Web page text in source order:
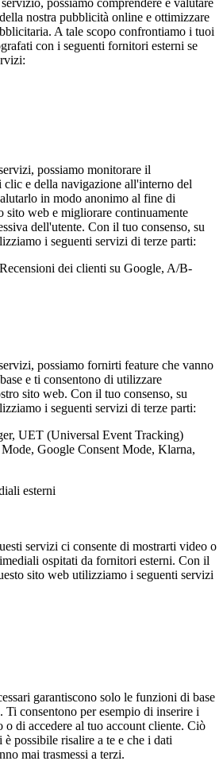
possiamo comprendere e valutare
nostra pubblicità online e ottimizzare
A tale scopo confrontiamo i tuoi
con i seguenti fornitori esterni se
possiamo monitorare il
clic e della navigazione all'interno del
in modo anonimo al fine di
sito web e migliorare continuamente
dell'utente. Con il tuo consenso, su
i seguenti servizi di terze parti:
dei clienti su Google, A/B-
possiamo fornirti feature che vanno
e ti consentono di utilizzare
sito web. Con il tuo consenso, su
i seguenti servizi di terze parti:
UET (Universal Event Tracking)
Google Consent Mode, Klarna,
esterni
servizi ci consente di mostrarti video o
ospitati da fornitori esterni. Con il
sito web utilizziamo i seguenti servizi
garantiscono solo le funzioni di base
Ti consentono per esempio di inserire i
o di accedere al tuo account cliente. Ciò
possibile risalire a te e che i dati
mai trasmessi a terzi.